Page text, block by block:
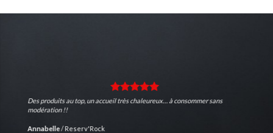
Des produits au top, un accueil très chaleureux… à consommer sans
modération !!
Annabelle/Reserv'Rock